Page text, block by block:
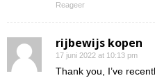
Reageer
rijbewijs kopen
17 juni 2022 at 10:13 pm
Thank you, I’ve